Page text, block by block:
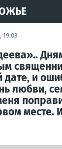
19:03
дате, и
любви,
месте.